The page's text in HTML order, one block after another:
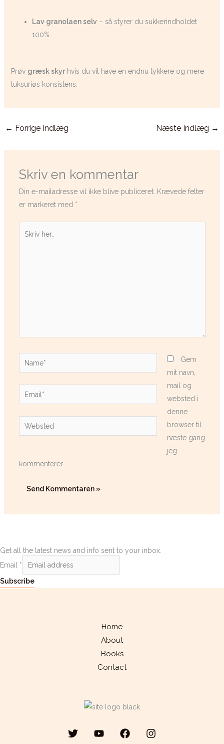
Lav granolaen selv– så styrer du sukkerindholdet
100%.
Prøv græsk skyrhvis du vil have en endnu tykkere og mere
luksuriøs konsistens.
← Forrige Indlæg Næste Indlæg →
Skriv en kommentar
Din e-mailadresse vil ikke blive publiceret. Krævede felter
er markeret med *
Name*
Email*
Websted
Gem
mit navn,
mail og
websted i
denne
browser til
næste gang
jeg
kommenterer.
Get all the latest news and info sent to your inbox.
Email *
Subscribe
Home
About
Books
Contact